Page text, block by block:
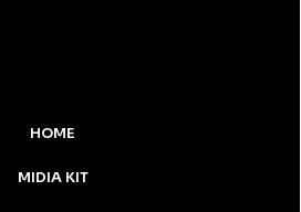
HOME
MIDIA KIT